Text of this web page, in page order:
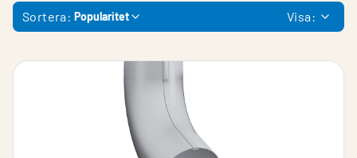
Sortera: Popularitet Visa: